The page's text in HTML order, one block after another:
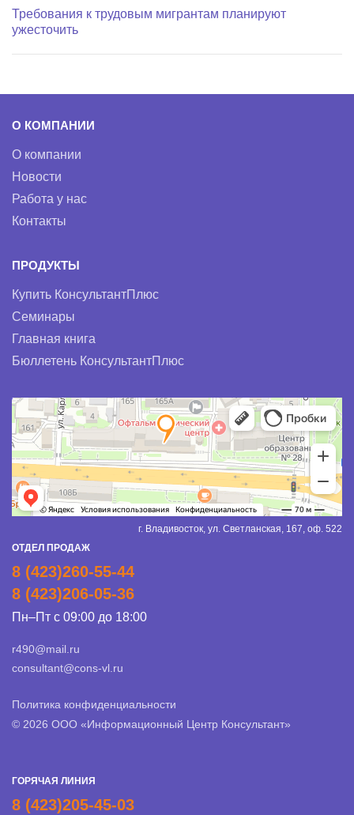
Требования к трудовым мигрантам планируют
ужесточить
О КОМПАНИИ
О компании
Новости
Работа у нас
Контакты
ПРОДУКТЫ
Купить КонсультантПлюс
Семинары
Главная книга
Бюллетень КонсультантПлюс
г. Владивосток, ул. Светланская, 167, оф. 522
ОТДЕЛ ПРОДАЖ
8 (423)260-55-44
8 (423)206-05-36
Пн–Пт с 09:00 до 18:00
r490@mail.ru
consultant@cons-vl.ru
Политика конфиденциальности
© 2026 ООО «Информационный Центр Консультант»
ГОРЯЧАЯ ЛИНИЯ
8 (423)205-45-03